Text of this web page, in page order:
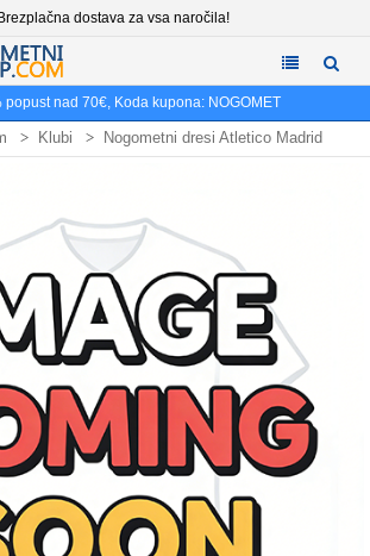
dostava za vsa naročila!
popust nad 70€, Koda kupona: NOGOMET
Klubi Nogometni dresi Atletico Madrid